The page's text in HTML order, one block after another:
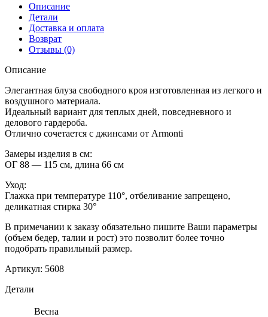
Описание
Детали
Доставка и оплата
Возврат
Отзывы (0)
Описание
Элегантная блуза свободного кроя изготовленная из легкого и
воздушного материала.
Идеальный вариант для теплых дней, повседневного и
делового гардероба.
Отлично сочетается с джинсами от Armonti
Замеры изделия в см:
ОГ 88 — 115 см, длина 66 см
Уход:
Глажка при температуре 110°, отбеливание запрещено,
деликатная стирка 30°
В примечании к заказу обязательно пишите Ваши параметры
(объем бедер, талии и рост) это позволит более точно
подобрать правильный размер.
Артикул: 5608
Детали
Весна